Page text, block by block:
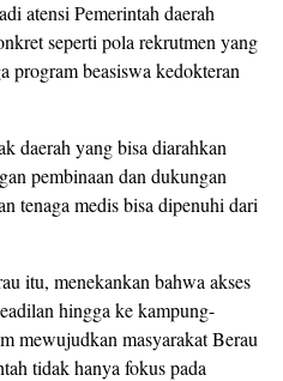
atensi Pemerintah daerah
seperti pola rekrutmen yang
program beasiswa kedokteran
daerah yang bisa diarahkan
pembinaan dan dukungan
tenaga medis bisa dipenuhi dari
itu, menekankan bahwa akses
hingga ke kampung-
mewujudkan masyarakat Berau
tidak hanya fokus pada